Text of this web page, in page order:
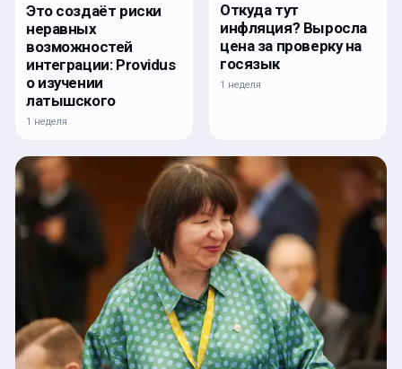
Это создаёт риски
неравных
возможностей
интеграции: Providus
о изучении
латышского
1 неделя
Откуда тут
инфляция? Выросла
цена за проверку на
госязык
1 неделя